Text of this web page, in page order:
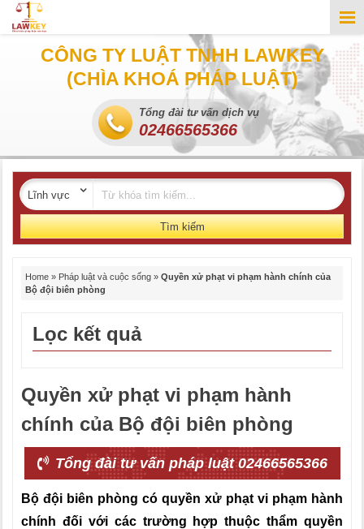
CÔNG TY LUẬT TNHH LAWKEY
(CHÌA KHOÁ PHÁP LUẬT)
Tổng đài tư vấn dịch vụ
02466565366
Tìm kiếm
Home » Pháp luật và cuộc sống » Quyền xử phạt vi phạm hành chính của
Bộ đội biên phòng
Lọc kết quả
Quyền xử phạt vi phạm hành
chính của Bộ đội biên phòng
Tổng đài tư vấn pháp luật 02466565366
Bộ đội biên phòng có quyền xử phạt vi phạm hành
chính đối với các trường hợp thuộc thẩm quyền